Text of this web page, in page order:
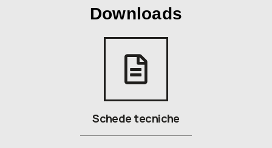
Downloads
Schede tecniche